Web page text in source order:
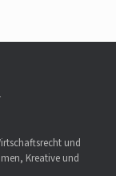
und
Kreative und